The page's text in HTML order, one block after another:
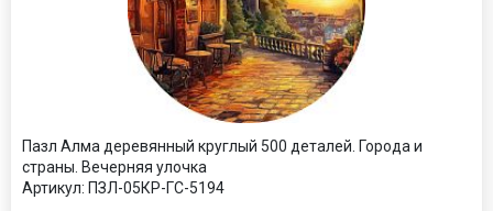
Пазл Алма деревянный круглый 500 деталей. Города и
страны. Вечерняя улочка
Артикул: ПЗЛ-05КР-ГС-5194